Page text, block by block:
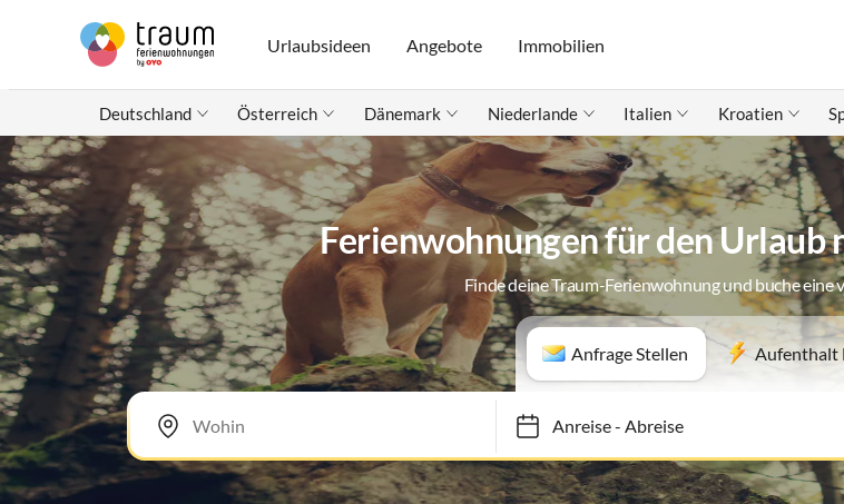
Urlaubsideen Angebote Immobilien
Deutschland Österreich Dänemark Niederlande Italien Kroatien
Ferienwohnungen für den Urlaub
Finde deine Traum-Ferienwohnung und buche
Anfrage Stellen Aufenthalt
Anreise-Abreise